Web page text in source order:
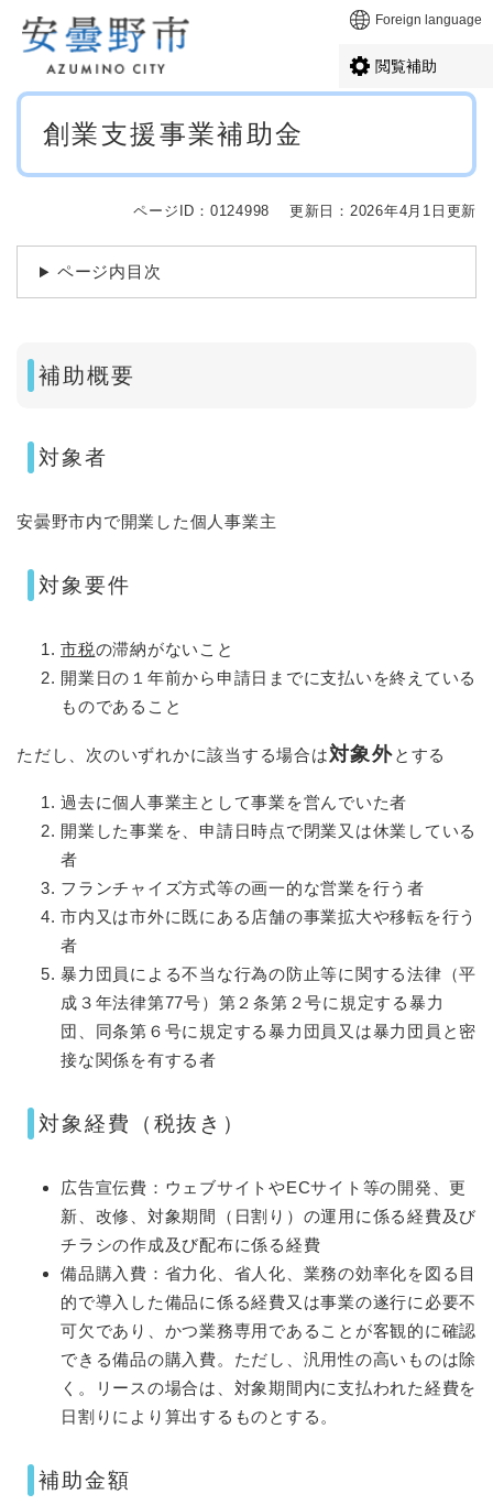
メニューを飛ばして本文へ Foreign language
閲覧補助
本
創業支援事業補助金
ページID：0124998 更新日：2026年4月1日更新
ページ内目次
補助概要
対象者
​​安曇野市内で開業した個人事業主
対象要件​
市税の滞納がないこと
開業日の１年前から申請日までに支払いを終えている
ものであること
ただし、次のいずれかに該当する場合は対象外とする
過去に個人事業主として事業を営んでいた者
開業した事業を、申請日時点で閉業又は休業している
者
フランチャイズ方式等の画一的な営業を行う者
市内又は市外に既にある店舗の事業拡大や移転を行う
者
暴力団員による不当な行為の防止等に関する法律（平
成３年法律第77号）第２条第２号に規定する暴力
団、同条第６号に規定する暴力団員又は暴力団員と密
接な関係を有する者​
対象経費（税抜き）
広告宣伝費：ウェブサイトやECサイト等の開発、更
新、改修、対象期間（日割り）の運用に係る経費及び
チラシの作成及び配布に係る経費
備品購入費：省力化、省人化、業務の効率化を図る目
的で導入した備品に係る経費又は事業の遂行に必要不
可欠であり、かつ業務専用であることが客観的に確認
できる備品の購入費。ただし、汎用性の高いものは除
く。リースの場合は、対象期間内に支払われた経費を
日割りにより算出するものとする。​
補助金額